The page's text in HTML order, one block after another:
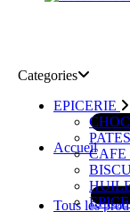
Categories
EPICERIE
CAFE
Accueil
Tous les